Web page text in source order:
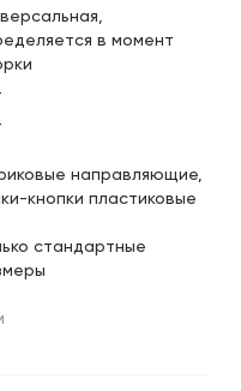
в момент
направляющие,
кнопки пластиковые
стандартные